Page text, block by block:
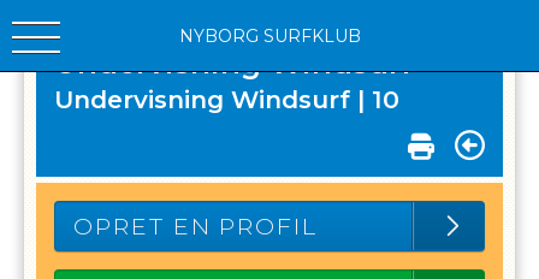
NYBORG SURFKLUB
Undervisning Windsurf
Undervisning Windsurf | 10
OPRET EN PROFIL